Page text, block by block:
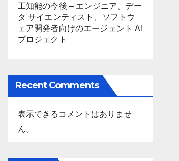
工知能の今後 – エンジニア、デー
タ サイエンティスト、ソフトウ
ェア開発者向けのエージェント AI
プロジェクト
Recent Comments
表示できるコメントはありませ
ん。